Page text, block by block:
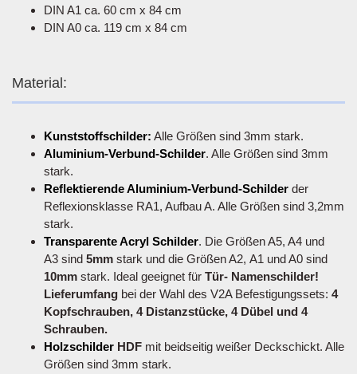
DIN A1 ca. 60 cm x 84 cm
DIN A0 ca. 119 cm x 84 cm
Material:
Kunststoffschilder: Alle Größen sind 3mm stark.
Aluminium-Verbund-Schilder. Alle Größen sind 3mm
stark.
Reflektierende Aluminium-Verbund-Schilder der
Reflexionsklasse RA1, Aufbau A. Alle Größen sind 3,2mm
stark.
Transparente Acryl Schilder. Die Größen A5, A4 und
A3 sind 5mm stark und die Größen A2, A1 und A0 sind
10mm stark. Ideal geeignet für Tür- Namenschilder!
Lieferumfang bei der Wahl des V2A Befestigungssets: 4
Kopfschrauben, 4 Distanzstücke, 4 Dübel und 4
Schrauben.
Holzschilder HDF mit beidseitig weißer Deckschickt. Alle
Größen sind 3mm stark.